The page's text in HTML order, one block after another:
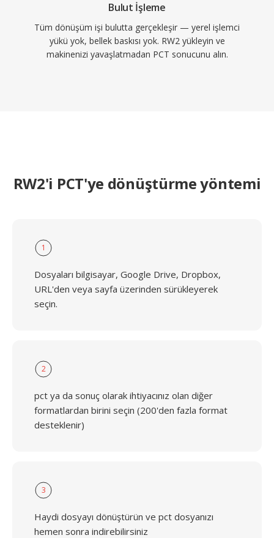
Bulut İşleme
Tüm dönüşüm işi bulutta gerçekleşir — yerel işlemci
yükü yok, bellek baskısı yok. RW2 yükleyin ve
makinenizi yavaşlatmadan PCT sonucunu alın.
RW2'i PCT'ye dönüştürme yöntemi
1
Dosyaları bilgisayar, Google Drive, Dropbox,
URL'den veya sayfa üzerinden sürükleyerek
seçin.
2
pct ya da sonuç olarak ihtiyacınız olan diğer
formatlardan birini seçin (200'den fazla format
desteklenir)
3
Haydi dosyayı dönüştürün ve pct dosyanızı
hemen sonra indirebilirsiniz